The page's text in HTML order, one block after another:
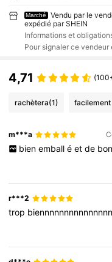
Marché
Vendu par le
expédié par SHEIN
Informations et
Pour signaler ce
4,71
rachètera(1)
m***a
bien emball é et de
r***2
trop